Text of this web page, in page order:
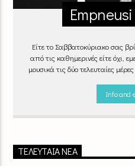
Είτε το Σαββατοκύριακο σας
από τις καθημερινές είτε όχι,
μουσικά τις δύο τελευταίες
Info and
ΤΕΛΕΥΤΑΊΑ ΝΈΑ